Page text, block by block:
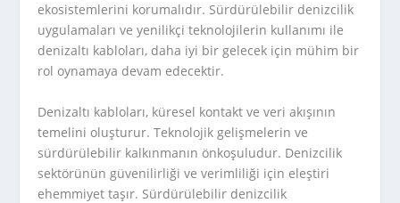
ekosistemlerini korumalıdır. Sürdürülebilir denizcilik
uygulamaları ve yenilikçi teknolojilerin kullanımı ile
denizaltı kabloları, daha iyi bir gelecek için mühim bir
rol oynamaya devam edecektir.
Denizaltı kabloları, küresel kontakt ve veri akışının
temelini oluşturur. Teknolojik gelişmelerin ve
sürdürülebilir kalkınmanın önkoşuludur. Denizcilik
sektörünün güvenilirliği ve verimliliği için eleştiri
ehemmiyet taşır. Sürdürülebilir denizcilik